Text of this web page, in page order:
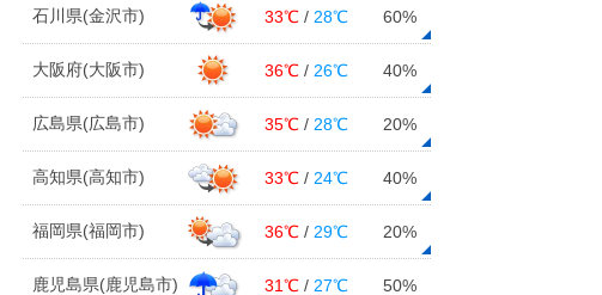
石川県(金沢市) 33℃ / 28℃ 60%
大阪府(大阪市) 36℃ / 26℃ 40%
広島県(広島市) 35℃ / 28℃ 20%
高知県(高知市) 33℃ / 24℃ 40%
福岡県(福岡市) 36℃ / 29℃ 20%
鹿児島県(鹿児島市) 31℃ / 27℃ 50%